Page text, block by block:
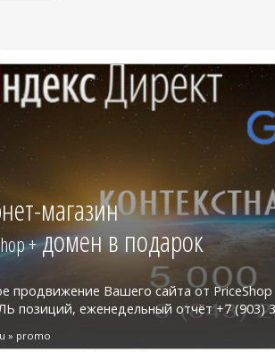
магазин
+домен в подарок
продвижение Вашего сайта от PriceShop
позиций, еженедельный отчёт +7 (903)
» promo